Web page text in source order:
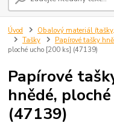
Úvod
Obalový materiál
Tašky
Papírové tašky
ploché ucho [200 ks] (47139)
Papírové
hnědé,
(47139)